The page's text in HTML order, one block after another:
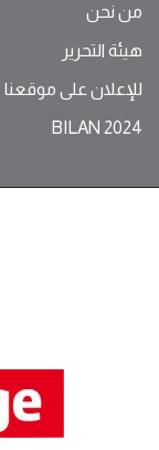
من نحن
هيئة التحرير
للإعلان على موقعنا
BILAN 2024